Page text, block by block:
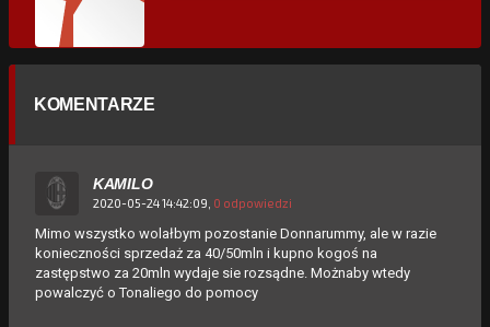
KOMENTARZE
KAMILO
2020-05-24 14:42:09, 0 odpowiedzi
Mimo wszystko wolałbym pozostanie Donnarummy, ale w razie
konieczności sprzedaż za 40/50mln i kupno kogoś na
zastępstwo za 20mln wydaje sie rozsądne. Możnaby wtedy
powalczyć o Tonaliego do pomocy